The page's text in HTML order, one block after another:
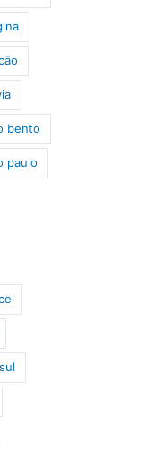
bento
paulo